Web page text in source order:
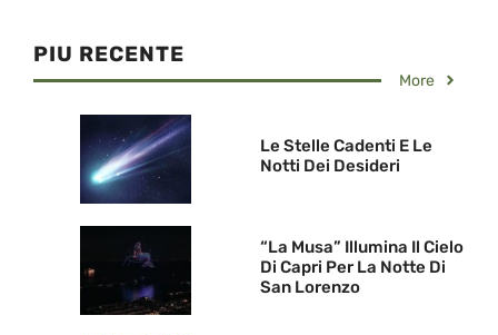
PIU RECENTE
More
Le Stelle Cadenti E Le
Notti Dei Desideri
“La Musa” Illumina Il Cielo
Di Capri Per La Notte Di
San Lorenzo